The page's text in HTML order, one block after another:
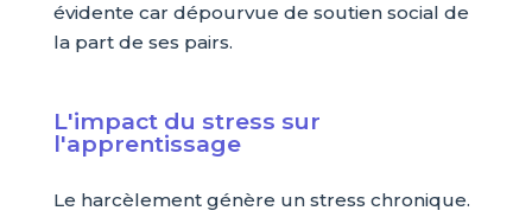
évidente car dépourvue de soutien social de
la part de ses pairs.
L'impact du stress sur
l'apprentissage
Le harcèlement génère un stress chronique.